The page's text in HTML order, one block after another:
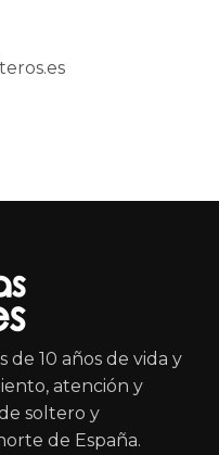
de 10 años de vida y
atención y
soltero y
de España.